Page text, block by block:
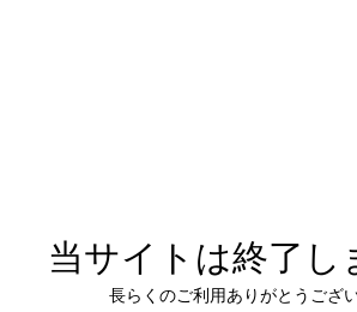
当サイトは終了し
長らくのご利用ありがとうござい